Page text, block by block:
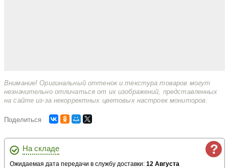
Внимание! Оригинальный оттенок и текстура товаров могут
незначительно отличаться от их изображений, представленных
на сайте из-за некорректных цветовых настроек мониторов.
Поделиться
?
На складе
Ожидаемая дата передачи в службу доставки: 12 Августа